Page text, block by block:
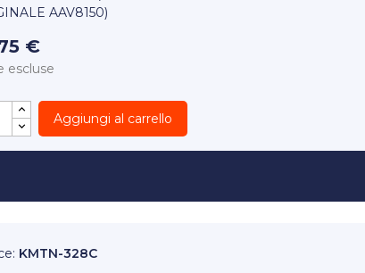
AAV8150)
€
escluse
Aggiungi al carrello
KMTN-328C